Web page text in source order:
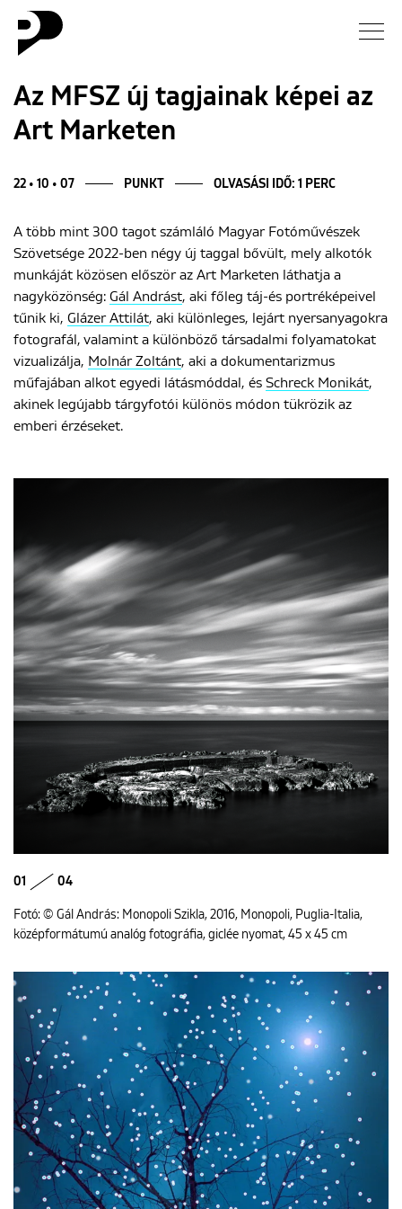
Hírek
Interjú
Esszé
Blog
Az MFSZ új tagjainak képei az
Art Marketen
22 • 10 • 07 PUNKT OLVASÁSI IDŐ: 1 PERC
A több mint 300 tagot számláló Magyar Fotóművészek
Szövetsége 2022-ben négy új taggal bővült, mely alkotók
munkáját közösen először az Art Marketen láthatja a
nagyközönség: Gál Andrást, aki főleg táj-és portréképeivel
tűnik ki, Glázer Attilát, aki különleges, lejárt nyersanyagokra
fotografál, valamint a különböző társadalmi folyamatokat
vizualizálja, Molnár Zoltánt, aki a dokumentarizmus
műfajában alkot egyedi látásmóddal, és Schreck Monikát,
akinek legújabb tárgyfotói különös módon tükrözik az
emberi érzéseket.
01 04
Fotó: © Gál András: Monopoli Szikla, 2016, Monopoli, Puglia-Italia,
középformátumú analóg fotográfia, giclée nyomat, 45 x 45 cm